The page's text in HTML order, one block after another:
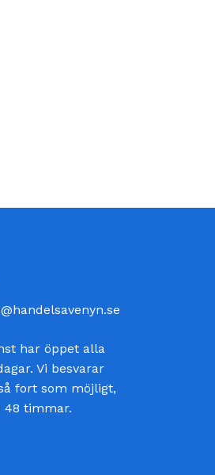
har öppet alla
Vi besvarar
fort som möjligt,
48 timmar.